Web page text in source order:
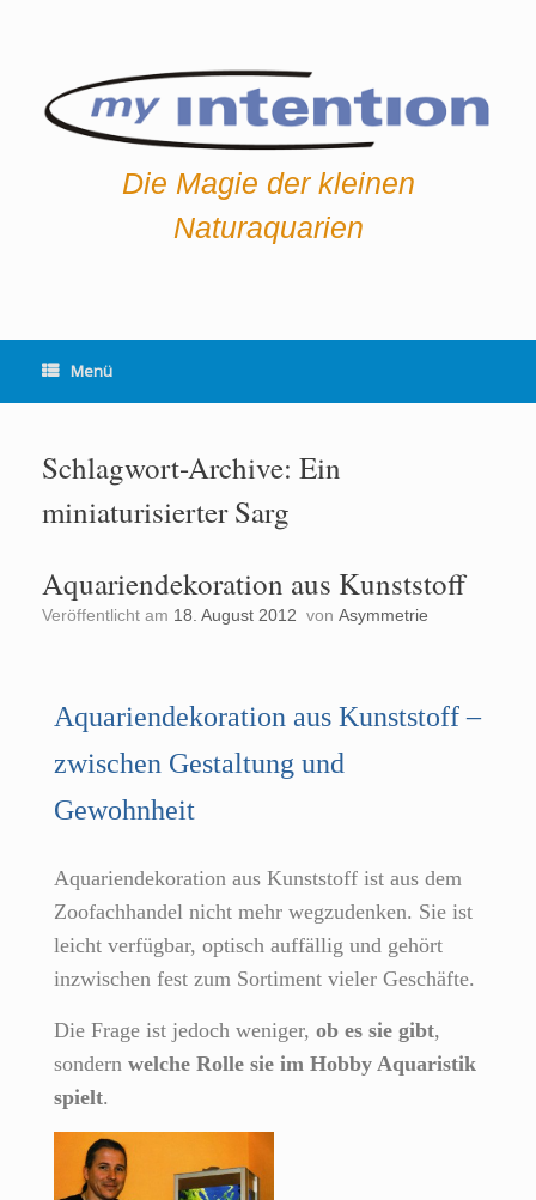
Die Magie der kleinen
Naturaquarien
Menü
Schlagwort-Archive: Ein
miniaturisierter Sarg
Aquariendekoration aus Kunststoff
Veröffentlicht am 18. August 2012 von Asymmetrie
Aquariendekoration aus Kunststoff –
zwischen Gestaltung und
Gewohnheit
Aquariendekoration aus Kunststoff ist aus dem
Zoofachhandel nicht mehr wegzudenken. Sie ist
leicht verfügbar, optisch auffällig und gehört
inzwischen fest zum Sortiment vieler Geschäfte.
Die Frage ist jedoch weniger, ob es sie gibt,
sondern welche Rolle sie im Hobby Aquaristik
spielt.